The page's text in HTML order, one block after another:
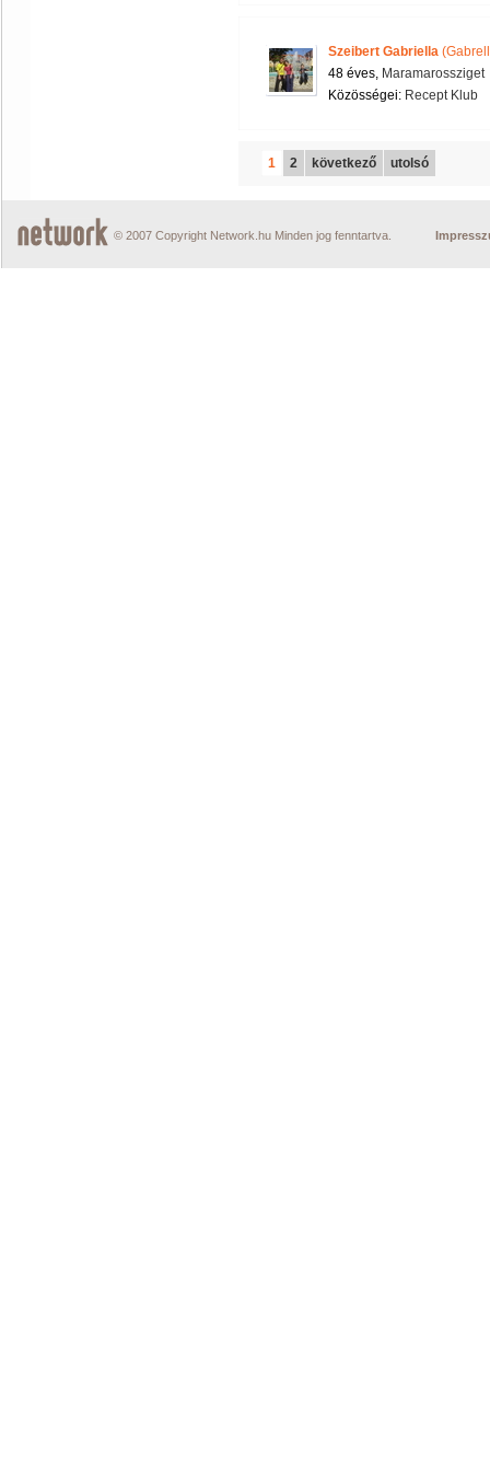
Szeibert Gabriella
48 éves, Maramarossziget
Közösségei: Recept Klub
1 2 következő utolsó
© 2007 Copyright Network.hu Minden jog fenntartva.